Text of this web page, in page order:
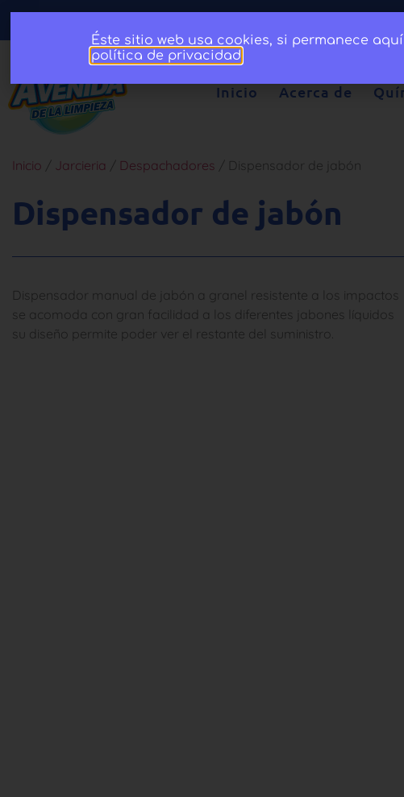
Inicio Acerca de
Inicio Jarcieria Despachadores / Dispensador de jabón
Dispensador de jabón
Dispensador manual de jabón a granel resistente a los impactos
se acomoda con gran facilidad a los diferentes jabones líquidos
su diseño permite poder ver el restante del suministro.
Éste sitio web usa cookies, si permanece
política de privacidad